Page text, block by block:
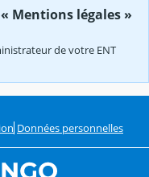
Mentions légales »
de votre ENT
Données personnelles